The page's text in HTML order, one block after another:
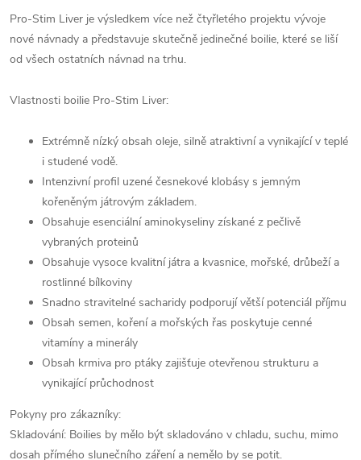
Pro-Stim Liver je výsledkem více než čtyřletého projektu vývoje
nové návnady a představuje skutečně jedinečné boilie, které se liší
od všech ostatních návnad na trhu.
Vlastnosti boilie Pro-Stim Liver:
Extrémně nízký obsah oleje, silně atraktivní a vynikající v teplé
i studené vodě.
Intenzivní profil uzené česnekové klobásy s jemným
kořeněným játrovým základem.
Obsahuje esenciální aminokyseliny získané z pečlivě
vybraných proteinů
Obsahuje vysoce kvalitní játra a kvasnice, mořské, drůbeží a
rostlinné bílkoviny
Snadno stravitelné sacharidy podporují větší potenciál příjmu
Obsah semen, koření a mořských řas poskytuje cenné
vitamíny a minerály
Obsah krmiva pro ptáky zajišťuje otevřenou strukturu a
vynikající průchodnost
Pokyny pro zákazníky:
Skladování: Boilies by mělo být skladováno v chladu, suchu, mimo
dosah přímého slunečního záření a nemělo by se potit.